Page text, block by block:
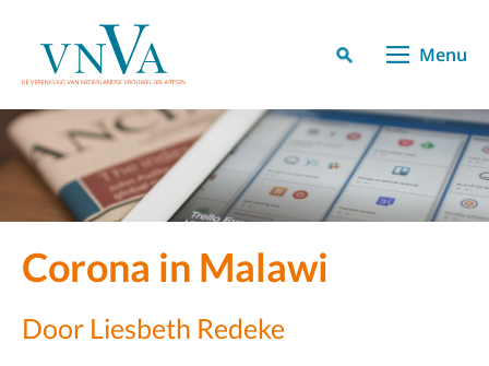
Menu
Corona in Malawi
Door Liesbeth Redeke